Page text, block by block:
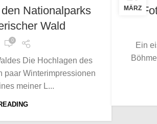
Nationalparks
Wald
0
Die Hochlagen des
paar Winterimpressionen
meiner L...
MÄRZ
Ein